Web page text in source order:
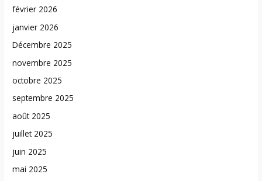
février 2026
janvier 2026
Décembre 2025
novembre 2025
octobre 2025
septembre 2025
août 2025
juillet 2025
juin 2025
mai 2025